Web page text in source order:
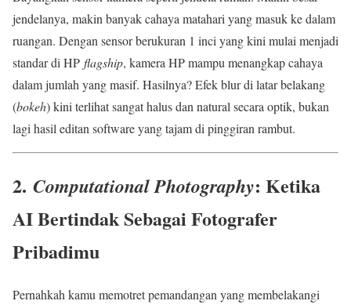
jendelanya, makin banyak cahaya matahari yang masuk ke dalam
ruangan. Dengan sensor berukuran 1 inci yang kini mulai menjadi
standar di HP flagship, kamera HP mampu menangkap cahaya
dalam jumlah yang masif. Hasilnya? Efek blur di latar belakang
(bokeh) kini terlihat sangat halus dan natural secara optik, bukan
lagi hasil editan software yang tajam di pinggiran rambut.
2. Computational Photography: Ketika
AI Bertindak Sebagai Fotografer
Pribadimu
Pernahkah kamu memotret pemandangan yang membelakangi